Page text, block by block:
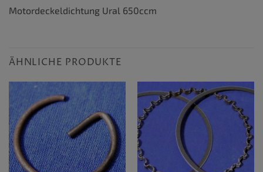
Motordeckeldichtung Ural 650ccm
ÄHNLICHE PRODUKTE